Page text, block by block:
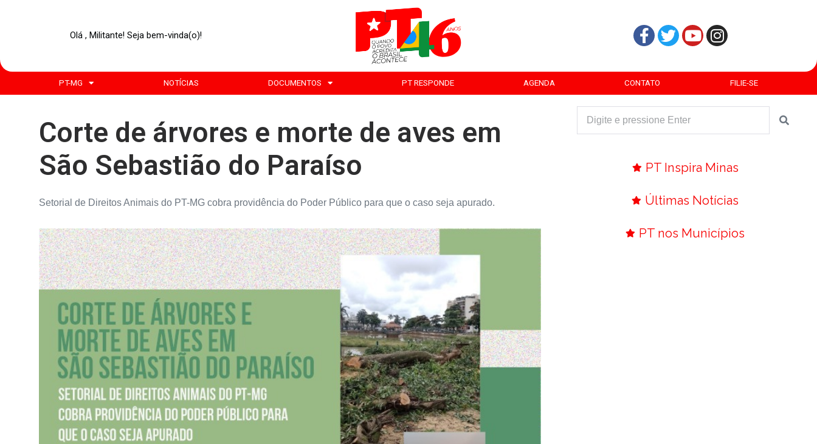
Olá , Militante! Seja bem-vinda(o)!
PT-MG NOTÍCIAS DOCUMENTOS PT RESPONDE AGENDA CONTATO FILIE-SE
Corte de árvores e morte de aves em
São Sebastião do Paraíso
Setorial de Direitos Animais do PT-MG cobra providência do Poder Público para que o caso seja apurado.
PT Inspira Minas
Últimas Notícias
PT nos Municípios